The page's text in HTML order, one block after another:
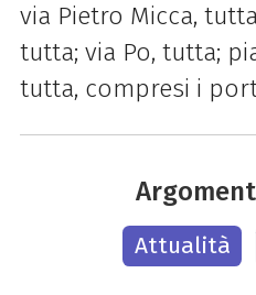
via Pietro Micca,
tutta; via Po, tutta;
tutta, compresi i
Attualità